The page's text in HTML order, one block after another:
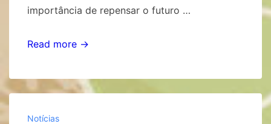
importância de repensar o futuro …
Prêmio
Ades:
cerimônia
Read more →
Notícias